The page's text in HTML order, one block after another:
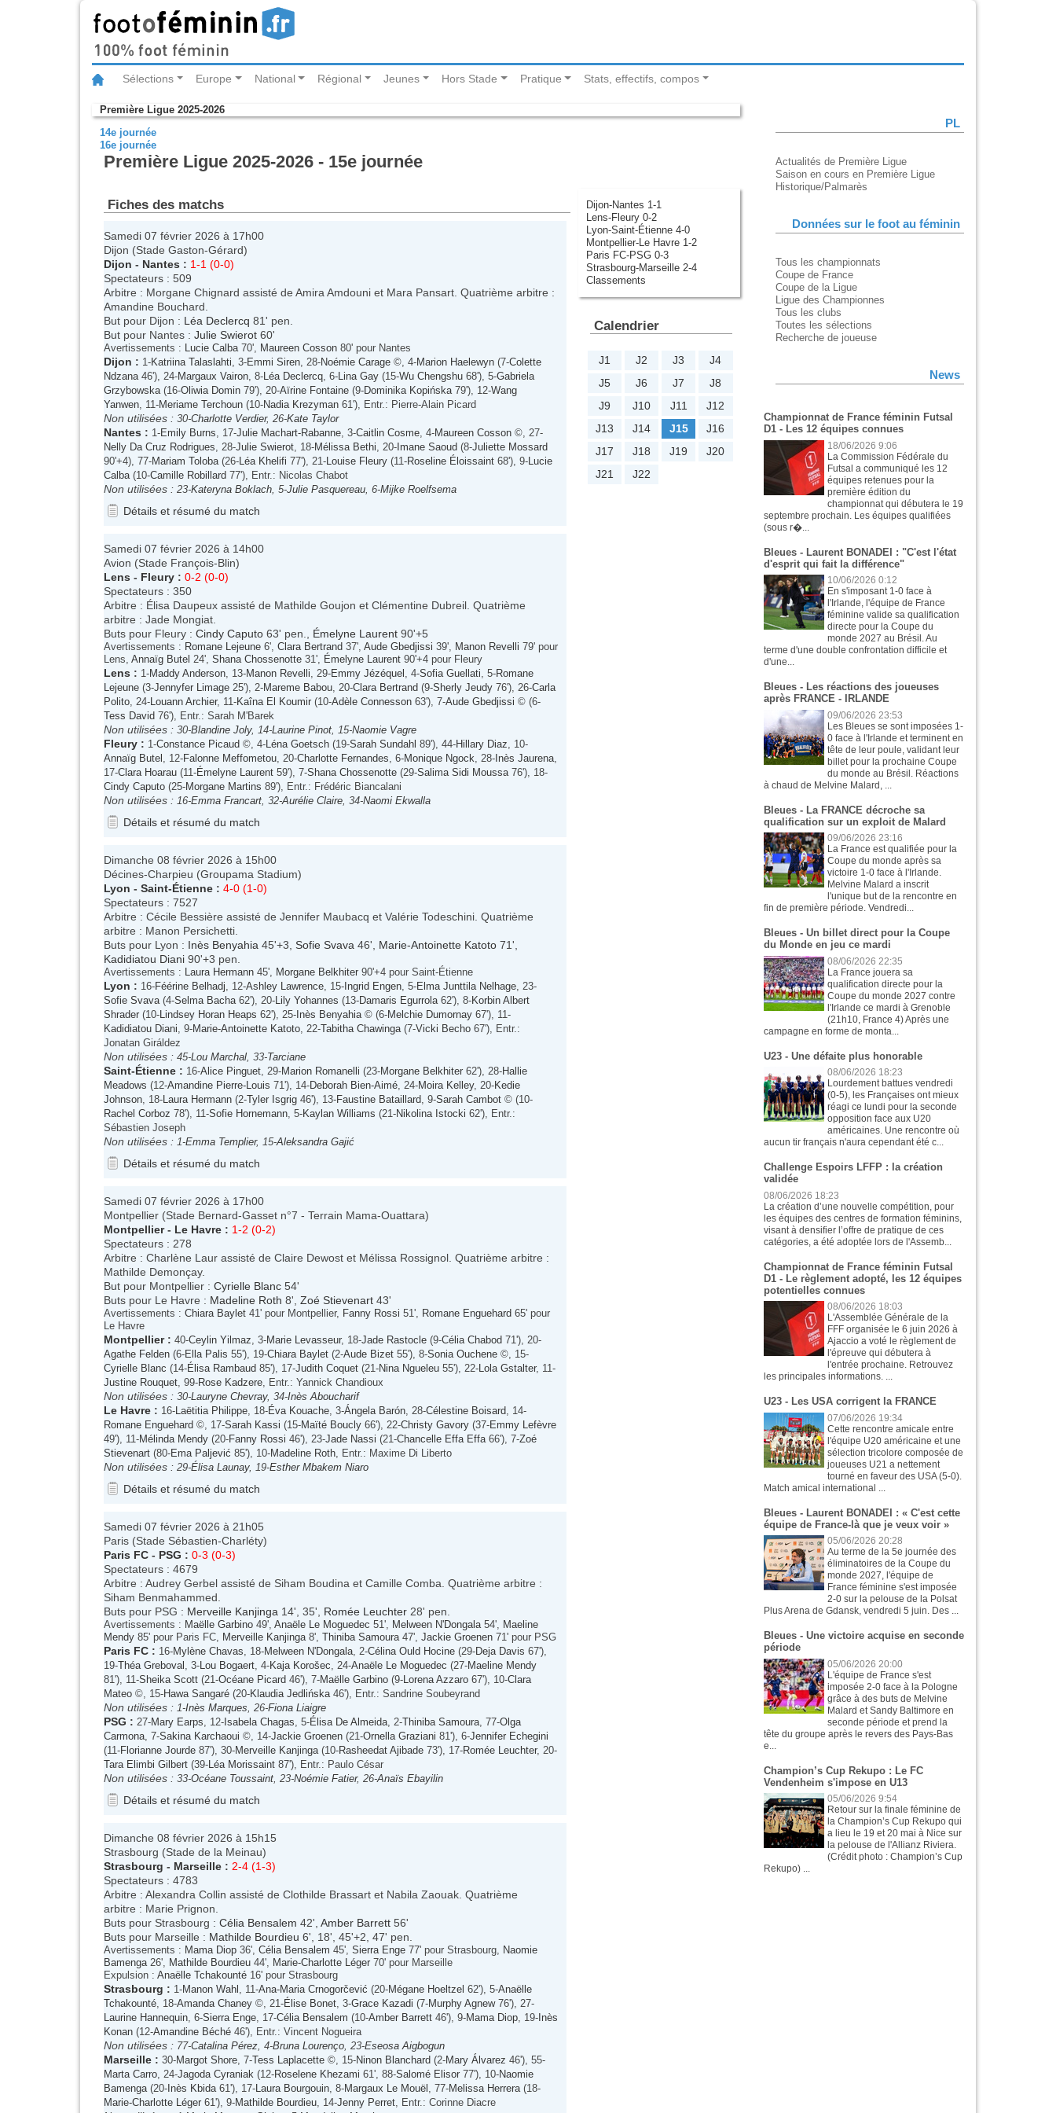
Sélections Europe National Régional Jeunes Hors Stade Pratique Stats, effectifs, compos
Première Ligue 2025-2026
14e journée
16e journée
Première Ligue 2025-2026 - 15e journée
Dijon-Nantes 1-1
Lens-Fleury 0-2
Lyon-Saint-Étienne 4-0
Montpellier-Le Havre 1-2
Paris FC-PSG 0-3
Strasbourg-Marseille 2-4
Classements
Fiches des matchs
Samedi 07 février 2026 à 17h00
Dijon (Stade Gaston-Gérard)
Dijon - Nantes : 1-1 (0-0)
Spectateurs : 509
Arbitre : Morgane Chignard assisté de Amira Amdouni et Mara Pansart. Quatrième arbitre :
Amandine Bouchard.
But pour Dijon : Léa Declercq 81' pen.
But pour Nantes : Julie Swierot 60'
Avertissements : Lucie Calba 70', Maureen Cosson 80' pour Nantes
Dijon : 1-Katriina Talaslahti , 3-Emmi Siren , 28-Noémie Carage ©, 4-Marion Haelewyn (7-Colette
Ndzana 46'), 24-Margaux Vairon , 8- Léa Declercq , 6- Lina Gay (15-Wu Chengshu 68'), 5-Gabriela
Grzybowska (16-Oliwia Domin 79'), 20-Aïrine Fontaine (9-Dominika Kopińska 79'), 12-Wang
Yanwen , 11-Meriame Terchoun (10-Nadia Krezyman 61'), Entr.: Pierre-Alain Picard
Non utilisées : 30-Charlotte Verdier, 26-Kate Taylor
Nantes : 1-Emily Burns , 17-Julie Machart-Rabanne , 3-Caitlin Cosme , 4-Maureen Cosson ©, 27-
Nelly Da Cruz Rodrigues , 28-Julie Swierot , 18-Mélissa Bethi , 20- Imane Saoud (8-Juliette Mossard
90'+4), 77-Mariam Toloba (26- Léa Khelifi 77'), 21- Louise Fleury (11-Roseline Éloissaint 68'), 9- Lucie
Calba (10-Camille Robillard 77'), Entr.: Nicolas Chabot
Non utilisées : 23-Kateryna Boklach , 5-Julie Pasquereau , 6-Mijke Roelfsema
Détails et résumé du match
Samedi 07 février 2026 à 14h00
Avion (Stade François-Blin)
Lens - Fleury : 0-2 (0-0)
Spectateurs : 350
Arbitre : Élisa Daupeux assisté de Mathilde Goujon et Clémentine Dubreil. Quatrième
arbitre : Jade Mongiat.
Buts pour Fleury : Cindy Caputo 63' pen., Émelyne Laurent 90'+5
Avertissements : Romane Lejeune 6', Clara Bertrand 37', Aude Gbedjissi 39', Manon Revelli 79' pour
Lens, Annaïg Butel 24', Shana Chossenotte 31', Émelyne Laurent 90'+4 pour Fleury
Lens : 1-Maddy Anderson , 13-Manon Revelli , 29-Emmy Jézéquel , 4-Sofia Guellati , 5-Romane
Lejeune (3-Jennyfer Limage 25'), 2-Mareme Babou , 20-Clara Bertrand (9-Sherly Jeudy 76'), 26-Carla
Polito , 24- Louann Archier, 11-Kaîna El Koumir (10-Adèle Connesson 63'), 7-Aude Gbedjissi © (6-
Tess David 76'), Entr.: Sarah M'Barek
Non utilisées : 30-Blandine Joly, 14-Laurine Pinot , 15-Naomie Vagre
Fleury : 1-Constance Picaud ©, 4- Léna Goetsch (19-Sarah Sundahl 89'), 44-Hillary Diaz , 10-
Annaïg Butel
, 12-Falonne Meffometou , 20-Charlotte Fernandes , 6-Monique Ngock , 28- Inès Jaurena
17-Clara Hoarau (11-Émelyne Laurent 59'), 7-Shana Chossenotte (29-Salima Sidi Moussa 76'), 18-
Cindy Caputo (25-Morgane Martins 89'), Entr.: Frédéric Biancalani
Non utilisées : 16-Emma Francart , 32-Aurélie Claire , 34-Naomi Ekwalla
Détails et résumé du match
Dimanche 08 février 2026 à 15h00
Décines-Charpieu (Groupama Stadium)
Lyon - Saint-Étienne : 4-0 (1-0)
Spectateurs : 7527
Arbitre : Cécile Bessière assisté de Jennifer Maubacq et Valérie Todeschini. Quatrième
arbitre : Manon Persichetti.
Buts pour Lyon : Inès Benyahia 45'+3, Sofie Svava 46', Marie-Antoinette Katoto 71',
Kadidiatou Diani 90'+3 pen.
Avertissements : Laura Hermann 45', Morgane Belkhiter 90'+4 pour Saint-Étienne
Lyon : 16-Féérine Belhadj , 12-Ashley Lawrence , 15- Ingrid Engen , 5-Elma Junttila Nelhage , 23-
Sofie Svava (4-Selma Bacha 62'), 20- Lily Yohannes (13-Damaris Egurrola 62'), 8-Korbin Albert
Shrader (10- Lindsey Horan Heaps 62'), 25- Inès Benyahia © (6-Melchie Dumornay 67'), 11-
Kadidiatou Diani , 9-Marie-Antoinette Katoto , 22-Tabitha Chawinga (7-Vicki Becho 67'), Entr.:
Jonatan Giráldez
Non utilisées : 45-Lou Marchal , 33-Tarciane
Saint-Étienne : 16-Alice Pinguet , 29-Marion Romanelli (23-Morgane Belkhiter 62'), 28-Hallie
Meadows (12-Amandine Pierre-Louis 71'), 14-Deborah Bien-Aimé , 24-Moira Kelley, 20-Kedie
Johnson , 18- Laura Hermann (2-Tyler Isgrig 46'), 13-Faustine Bataillard , 9-Sarah Cambot © (10-
Rachel Corboz 78'), 11-Sofie Hornemann , 5-Kaylan Williams (21-Nikolina Istocki 62'), Entr.:
Sébastien Joseph
Non utilisées : 1-Emma Templier, 15-Aleksandra Gajić
Détails et résumé du match
Samedi 07 février 2026 à 17h00
Montpellier (Stade Bernard-Gasset n°7 - Terrain Mama-Ouattara)
Montpellier- Le Havre : 1-2 (0-2)
Spectateurs : 278
Arbitre : Charlène Laur assisté de Claire Dewost et Mélissa Rossignol. Quatrième arbitre :
Mathilde Demonçay.
But pour Montpellier : Cyrielle Blanc 54'
Buts pour Le Havre : Madeline Roth 8', Zoé Stievenart 43'
Avertissements : Chiara Baylet 41' pour Montpellier, Fanny Rossi 51', Romane Enguehard 65' pour
Le Havre
Montpellier: 40-Ceylin Yilmaz , 3-Marie Levasseur, 18-Jade Rastocle (9-Célia Chabod 71'), 20-
Agathe Felden (6-Ella Palis 55'), 19-Chiara Baylet (2-Aude Bizet 55'), 8-Sonia Ouchene ©, 15-
Cyrielle Blanc (14-Élisa Rambaud 85'), 17-Judith Coquet (21-Nina Ngueleu 55'), 22- Lola Gstalter, 11-
Justine Rouquet , 99-Rose Kadzere , Entr.: Yannick Chandioux
Non utilisées : 30-Lauryne Chevray, 34-Inès Aboucharif
Le Havre : 16- Laëtitia Philippe , 18-Éva Kouache , 3-Ángela Barón , 28-Célestine Boisard , 14-
Romane Enguehard ©, 17-Sarah Kassi (15-Maïté Boucly 66'), 22-Christy Gavory (37-Emmy Lefèvre
49'), 11-Mélinda Mendy (20-Fanny Rossi 46'), 23-Jade Nassi (21-Chancelle Effa Effa 66'), 7-Zoé
Stievenart (80-Ema Paljević 85'), 10-Madeline Roth , Entr.: Maxime Di Liberto
Non utilisées : 29-Élisa Launay, 19-Esther Mbakem Niaro
Détails et résumé du match
Samedi 07 février 2026 à 21h05
Paris (Stade Sébastien-Charléty)
Paris FC - PSG : 0-3 (0-3)
Spectateurs : 4679
Arbitre : Audrey Gerbel assisté de Siham Boudina et Camille Comba. Quatrième arbitre :
Siham Benmahammed.
Buts pour PSG : Merveille Kanjinga 14', 35', Romée Leuchter 28' pen.
Avertissements : Maëlle Garbino 49', Anaële Le Moguedec 51', Melween N'Dongala 54',
Maeline
Mendy 85' pour Paris FC, Merveille Kanjinga 8', Thiniba Samoura 47', Jackie Groenen 71' pour PSG
Paris FC : 16-Mylène Chavas , 18-Melween N'Dongala , 2-Célina Ould Hocine (29-Deja Davis 67'),
19-Théa Greboval , 3- Lou Bogaert , 4-Kaja Korošec , 24-Anaële Le Moguedec (27-Maeline Mendy
81'), 11-Sheika Scott (21-Océane Picard 46'), 7-Maëlle Garbino (9- Lorena Azzaro 67'), 10-Clara
Mateo ©, 15-Hawa Sangaré (20-Klaudia Jedlińska 46'), Entr.: Sandrine Soubeyrand
Non utilisées : 1-Inès Marques , 26-Fiona Liaigre
PSG : 27-Mary Earps , 12- Isabela Chagas , 5-Élisa De Almeida , 2-Thiniba Samoura , 77-Olga
Carmona , 7-Sakina Karchaoui ©, 14-Jackie Groenen (21-Ornella Graziani 81'), 6-Jennifer Echegini
(11-Florianne Jourde 87'), 30-Merveille Kanjinga (10-Rasheedat Ajibade 73'), 17-Romée Leuchter, 20-
Tara Elimbi Gilbert (39- Léa Morissaint 87'), Entr.: Paulo César
Non utilisées : 33-Océane Toussaint , 23-Noémie Fatier, 26-Anaïs Ebayilin
Détails et résumé du match
Dimanche 08 février 2026 à 15h15
Strasbourg (Stade de la Meinau)
Strasbourg - Marseille : 2-4 (1-3)
Spectateurs : 4783
Arbitre : Alexandra Collin assisté de Clothilde Brassart et Nabila Zaouak. Quatrième
arbitre : Marie Prignon.
Buts pour Strasbourg : Célia Bensalem 42', Amber Barrett 56'
Buts pour Marseille : Mathilde Bourdieu 6', 18', 45'+2, 47' pen.
Avertissements : Mama Diop 36', Célia Bensalem 45', Sierra Enge 77' pour Strasbourg,
Naomie
Bamenga 26', Mathilde Bourdieu 44', Marie-Charlotte Léger 70' pour Marseille
Expulsion : Anaëlle Tchakounté 16' pour Strasbourg
Strasbourg : 1-Manon Wahl , 11-Ana-Maria Crnogorčević (20-Mégane Hoeltzel 62'), 5-Anaëlle
Tchakounté , 18-Amanda Chaney ©, 21-Élise Bonet , 3-Grace Kazadi (7-Murphy Agnew76'), 27-
Laurine Hannequin , 6-Sierra Enge , 17-Célia Bensalem (10-Amber Barrett 46'), 9-Mama Diop , 19- Inès
Konan (12-Amandine Béché 46'), Entr.: Vincent Nogueira
Non utilisées : 77-Catalina Pérez , 4-Bruna Lourenço , 23-Eseosa Aigbogun
Marseille : 30-Margot Shore , 7-Tess Laplacette ©, 15-Ninon Blanchard (2-Mary Álvarez 46'), 55-
Marta Carro , 24-Jagoda Cyraniak (12-Roselene Khezami 61', 88-Salomé Elisor 77'), 10-Naomie
Bamenga (20- Inès Kbida 61'), 17- Laura Bourgouin , 8-Margaux Le Mouël , 77-Melissa Herrera (18-
Marie-Charlotte Léger 61'), 9-Mathilde Bourdieu , 14-Jenny Perret , Entr.: Corinne Diacre
Calendrier
J1 J2 J3
J4
J5
J6 J7
J8
J9
J10 J11
J12
J13
J14 J15
J16
J17
J18 J19
J20
J21
J22
PL
Actualités de Première Ligue
Saison en cours en Première Ligue
Historique/Palmarès
Données sur le foot au féminin
Tous les championnats
Coupe de France
Coupe de la Ligue
Ligue des Championnes
Tous les clubs
Toutes les sélections
Recherche de joueuse
News
Championnat de France féminin Futsal
D1 - Les 12 équipes connues
18/06/2026 9:06
La Commission Fédérale du
Futsal a communiqué les 12
équipes retenues pour la
première édition du
championnat qui débutera le 19
septembre prochain. Les équipes qualifiées
(sous r�...
Bleues - Laurent BONADEI : "C'est l'état
d'esprit qui fait la différence"
10/06/2026 0:12
En s'imposant 1-0 face à
l'Irlande, l'équipe de France
féminine valide sa qualification
directe pour la Coupe du
monde 2027 au Brésil. Au
terme d'une double confrontation difficile et
d'une...
Bleues - Les réactions des joueuses
après FRANCE - IRLANDE
09/06/2026 23:53
Les Bleues se sont imposées 1-
0 face à l'Irlande et terminent en
tête de leur poule, validant leur
billet pour la prochaine Coupe
du monde au Brésil. Réactions
à chaud de Melvine Malard, ...
Bleues - La FRANCE décroche sa
qualification sur un exploit de Malard
09/06/2026 23:16
La France est qualifiée pour la
Coupe du monde après sa
victoire 1-0 face à l'Irlande.
Melvine Malard a inscrit
l'unique but de la rencontre en
fin de première période. Vendredi...
Bleues - Un billet direct pour la Coupe
du Monde en jeu ce mardi
08/06/2026 22:35
La France jouera sa
qualification directe pour la
Coupe du monde 2027 contre
l'Irlande ce mardi à Grenoble
(21h10, France 4) Après une
campagne en forme de monta...
U23 - Une défaite plus honorable
08/06/2026 18:23
Lourdement battues vendredi
(0-5), les Françaises ont mieux
réagi ce lundi pour la seconde
opposition face aux U20
américaines. Une rencontre où
aucun tir français n'aura cependant été c...
Challenge Espoirs LFFP : la création
validée
08/06/2026 18:23
La création d’une nouvelle compétition, pour
les équipes des centres de formation féminins,
visant à densifier l’offre de pratique de ces
catégories, a été adoptée lors de l'Assemb...
Championnat de France féminin Futsal
D1 - Le règlement adopté, les 12 équipes
potentielles connues
08/06/2026 18:03
L'Assemblée Générale de la
FFF organisée le 6 juin 2026 à
Ajaccio a voté le règlement de
l'épreuve qui débutera à
l'entrée prochaine. Retrouvez
les principales informations. ...
U23 - Les USA corrigent la FRANCE
07/06/2026 19:34
Cette rencontre amicale entre
l'équipe U20 américaine et une
sélection tricolore composée de
joueuses U21 a nettement
tourné en faveur des USA (5-0).
Match amical international ...
Bleues - Laurent BONADEI : « C'est cette
équipe de France-là que je veux voir »
05/06/2026 20:28
Au terme de la 5e journée des
éliminatoires de la Coupe du
monde 2027, l'équipe de
France féminine s'est imposée
2-0 sur la pelouse de la Polsat
Plus Arena de Gdansk, vendredi 5 juin. Des ...
Bleues - Une victoire acquise en seconde
période
05/06/2026 20:00
L'équipe de France s'est
imposée 2-0 face à la Pologne
grâce à des buts de Melvine
Malard et Sandy Baltimore en
seconde période et prend la
tête du groupe après le revers des Pays-Bas
e...
Champion’s Cup Rekupo : Le FC
Vendenheim s'impose en U13
05/06/2026 9:54
Retour sur la finale féminine de
la Champion’s Cup Rekupo qui
a lieu le 19 et 20 mai à Nice sur
la pelouse de l'Allianz Riviera.
(Crédit photo : Champion’s Cup
Rekupo) ...